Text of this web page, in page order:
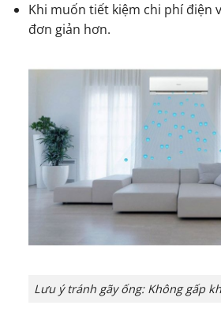
Khi muốn tiết kiệm chi phí điện
đơn giản hơn.
Lưu ý tránh gãy ống: Không gấp